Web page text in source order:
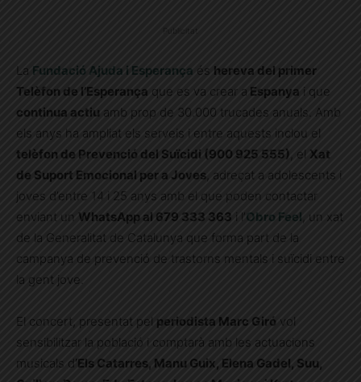
La Fundació Ajuda i Esperança és hereva del primer
Telèfon de l’Esperança que es va crear a Espanya i que
continua actiu amb prop de 30.000 trucades anuals. Amb
els anys ha ampliat els serveis i entre aquests inclou el
telèfon de Prevenció del Suïcidi (900 925 555), el Xat
de Suport Emocional per a Joves, adreçat a adolescents i
joves d’entre 14 i 25 anys amb el que poden contactar
enviant un WhatsApp al 679 333 363 i l’ Obro Feel , un xat
de la Generalitat de Catalunya que forma part de la
campanya de prevenció de trastorns mentals i suïcidi entre
la gent jove.
El concert, presentat pel periodista Marc Giró vol
sensibilitzar la població i comptarà amb les actuacions
musicals d’Els Catarres, Manu Guix, Elena Gadel, Suu,